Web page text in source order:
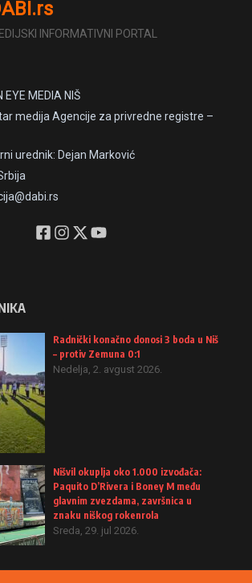
INFORMATIVNI PORTAL
EYE MEDIA NIŠ
medija Agencije za privredne registre –
urednik: Dejan Marković
Radnički konačno donosi 3 boda u Niš
– protiv Zemuna 0:1
Nedelja, 2. avgust 2026.
Nišvil okuplja oko 1.000 izvođača:
Paquito D’Rivera i Boney M među
glavnim zvezdama, završnica u
znaku niškog rokenrola
Sreda, 29. jul 2026.